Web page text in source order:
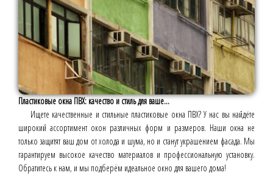
Пластиковые окна ПВХ: качество и стиль для ваше...
Ищете качественные и стильные пластиковые окна ПВХ? У нас вы найдёте
широкий ассортимент окон различных форм и размеров. Наши окна не
только защитят ваш дом от холода и шума, но и станут украшением фасада. Мы
гарантируем высокое качество материалов и профессиональную установку.
Обратитесь к нам, и мы подберём идеальное окно для вашего дома!